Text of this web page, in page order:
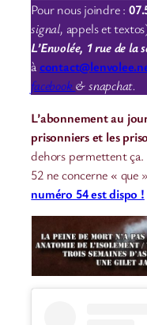
Pour nous joindre :
signal, appels et
L’Envolée, 1 rue de la
à
facebook& snapchat.
L’abonnement au
prisonniers et les
dehors permettent ça.
52 ne concerne « que
numéro 54 est dispo !